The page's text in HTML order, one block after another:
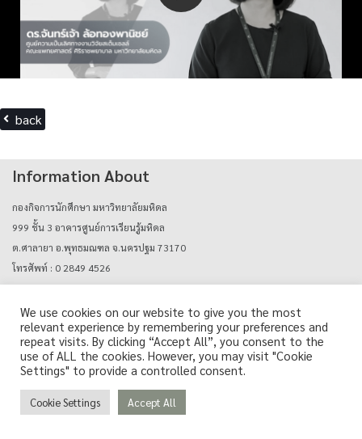
back
Information About
กองกิจการนักศึกษา มหาวิทยาลัยมหิดล
999 ชั้น 3 อาคารศูนย์การเรียนรู้มหิดล
ต.ศาลายา อ.พุทธมณฑล จ.นครปฐม 73170
โทรศัพท์ : 0 2849 4526
E-mail : mahidolcareers@mahidol.ac.th
Login with mu_authen
We use cookies on our website to give you the most
relevant experience by remembering your preferences and
repeat visits. By clicking “Accept All”, you consent to the
use of ALL the cookies. However, you may visit "Cookie
Settings" to provide a controlled consent.
Cookie Settings Accept All